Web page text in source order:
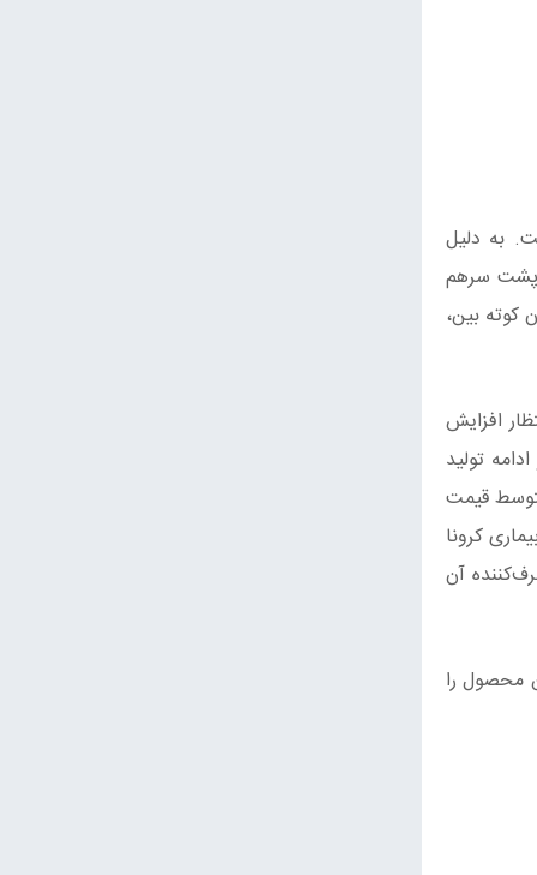
به دلیل
پشت سرهم
کوته بین،
افزایش
تولید
قیمت
کرونا
آن
نهایی این محصول را